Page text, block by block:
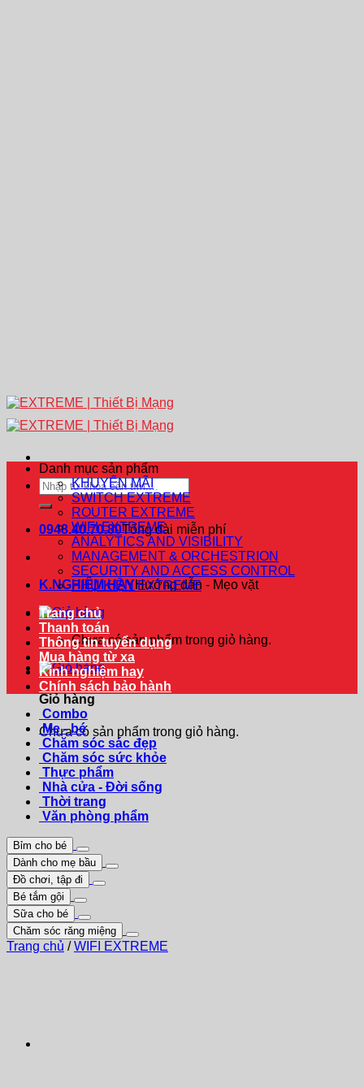
Tìm
kiếm:
0948.40.70.80Tổng đài miễn phí
K.NGHIỆM HAYHướng dẫn - Mẹo vặt
Chưa có sản phẩm trong giỏ hàng.
Giỏ hàng
Chưa có sản phẩm trong giỏ hàng.
Danh mục sản phẩm
KHUYẾN MÃI
SWITCH EXTREME
ROUTER EXTREME
WIFI EXTREME
ANALYTICS AND VISIBILITY
MANAGEMENT & ORCHESTRION
SECURITY AND ACCESS CONTROL
PHỤ KIỆN EXTREME
Trang chủ
Thanh toán
Thông tin tuyển dụng
Mua hàng từ xa
Kinh nghiệm hay
Chính sách bảo hành
Combo
Mẹ - bé
Chăm sóc sác đẹp
Chăm sóc sức khỏe
Thực phẩm
Nhà cửa - Đời sống
Thời trang
Văn phòng phẩm
Bỉm cho bé
Dành cho mẹ bầu
Đồ chơi, tập đi
Bé tắm gội
Sữa cho bé
Chăm sóc răng miệng
Trang chủ / WIFI EXTREME